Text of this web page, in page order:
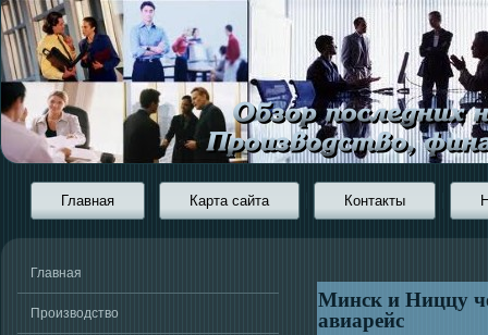
Главная Карта сайта Контакты
Главная
Производство Минск и Ниццу
авиарейс